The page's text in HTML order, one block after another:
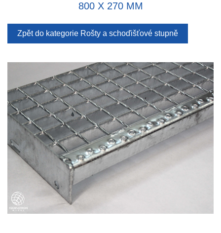
800 X 270 MM
Zpět do kategorie Rošty a schoďišťové stupně